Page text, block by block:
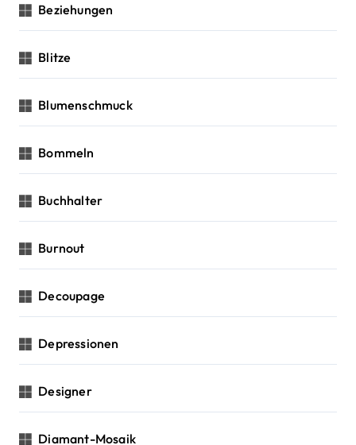
Beziehungen
Blitze
Blumenschmuck
Bommeln
Buchhalter
Burnout
Decoupage
Depressionen
Designer
Diamant-Mosaik